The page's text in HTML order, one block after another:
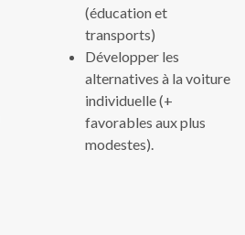
(éducation et
transports)
Développer les
alternatives à la voiture
individuelle (+
favorables aux plus
modestes).